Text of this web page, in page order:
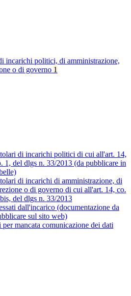
incarichi politici, di amministrazione,
o di governo 1
di incarichi politici di cui all'art. 14,
1, del dlgs n. 33/2013 (da pubblicare in
di incarichi di amministrazione, di
o di governo di cui all'art. 14, co.
del dlgs n. 33/2013
dall'incarico (documentazione da
sul sito web)
per mancata comunicazione dei dati